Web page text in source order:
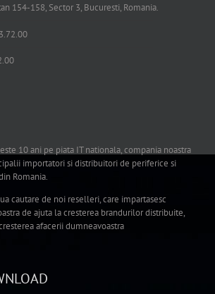
154-158, Sector 3, Bucuresti, Romania.
10 ani pe piata IT nationala, compania noastra
importatori si distribuitori de periferice si
Romania.
cautare de noi reselleri, care impartasesc
de ajuta la cresterea brandurilor distribuite,
afacerii dumneavoastra